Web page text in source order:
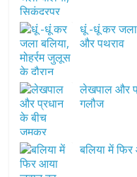
धूं -धूं कर जला
और पथराव
लेखपाल और
गलौज
बलिया में